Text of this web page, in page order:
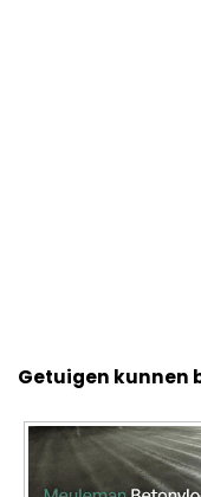
Getuigen kunnen